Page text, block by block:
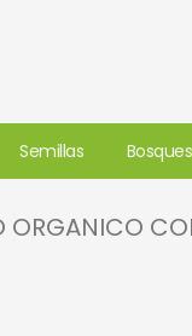
Semillas Bosques